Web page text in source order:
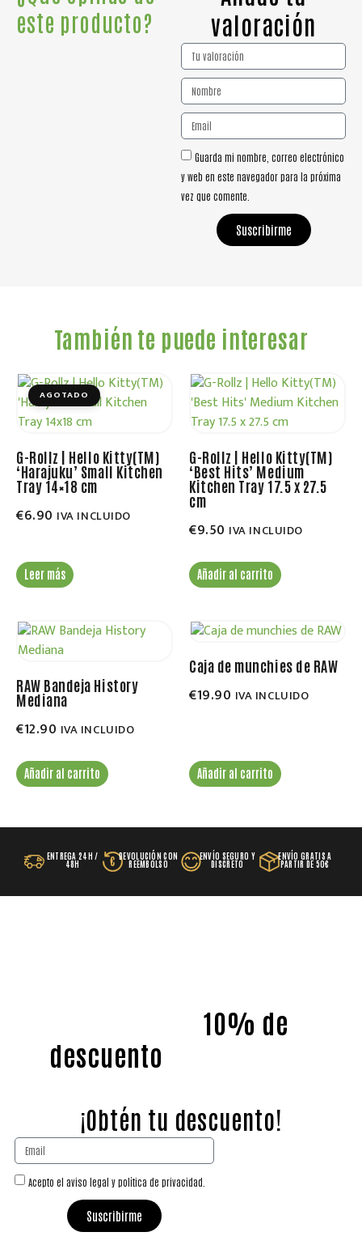
este producto?
valoración
Guarda mi nombre, correo electrónico
y web en este navegador para la próxima
vez que comente.
Suscribirme
También te puede interesar
AGOTADO
G-Rollz | Hello Kitty(TM)
‘Harajuku’ Small Kitchen
Tray 14×18 cm
€6.90 IVA INCLUIDO
Leer más
G-Rollz | Hello Kitty(TM)
‘Best Hits’ Medium
Kitchen Tray 17.5 x 27.5
cm
€9.50 IVA INCLUIDO
Añadir al carrito
RAW Bandeja History
Mediana
€12.90 IVA INCLUIDO
Añadir al carrito
Caja de munchies de RAW
€19.90 IVA INCLUIDO
Añadir al carrito
ENTREGA 24H /
48H € DEVOLUCIÓN CON
REEMBOLSO
ENVÍO SEGURO Y
DISCRETO
ENVÍO GRATIS A
PARTIR DE 50€
10% de
descuento
¡Obtén tu descuento!
Acepto el aviso legal y política de privacidad.
Suscribirme